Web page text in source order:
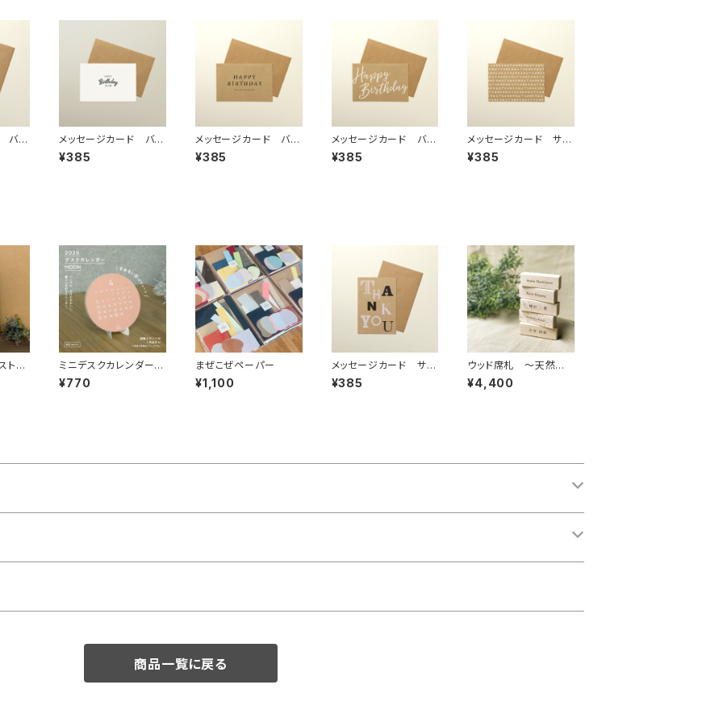
バー
メッセージカード バー
スデー 「C」
¥385
メッセージカード バー
スデー 「E」
¥385
メッセージカード バー
スデー 「D」
¥385
メッセージカード サン
キュー 「A」
¥385
トブ
ミニデスクカレンダー
MOON 2026
¥770
まぜこぜペーパー
¥1,100
メッセージカード サン
キュー 「D」
¥385
ウッド席札 ～天然木
のブロック席札・お名前
印刷込み
¥4,400
商品一覧に戻る